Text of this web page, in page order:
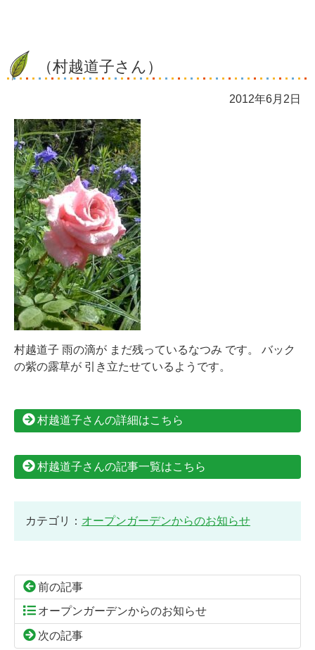
（村越道子さん）
2012年6月2日
村越道子 雨の滴が まだ残っているなつみ です。 バック
の紫の露草が 引き立たせているようです。
村越道子さんの詳細はこちら
村越道子さんの記事一覧はこちら
カテゴリ： オープンガーデンからのお知らせ
前の記事
オープンガーデンからのお知らせ
次の記事